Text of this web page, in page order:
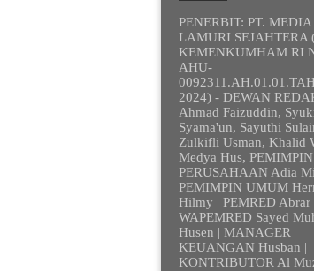
PENERBIT: PT. MEDIA
LAMURI SEJAHTERA
KEMENKUMHAM RI
AHU-
2024) - DEWAN
Ahmad Faizuddin,
Syama'un, Sayuthi
Zulkifli Usman, Khalid
Medya Hus, PEMIMPIN
PERUSAHAAN Adia
PEMIMPIN UMUM
Hilmy | PEMRED Abrar
WAPEMRED Sayed
Husen | MANAGER
KEUANGAN Husban |
KONTRIBUTOR Al